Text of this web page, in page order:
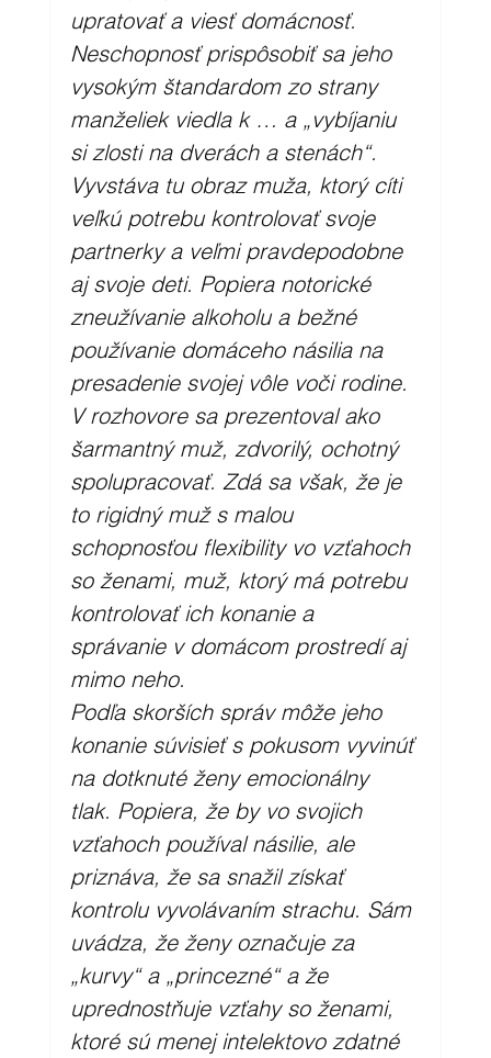
upratovať a viesť domácnosť.
Neschopnosť prispôsobiť sa jeho
vysokým štandardom zo strany
manželiek viedla k … a „vybíjaniu
si zlosti na dverách a stenách“.
Vyvstáva tu obraz muža, ktorý cíti
veľkú potrebu kontrolovať svoje
partnerky a veľmi pravdepodobne
aj svoje deti. Popiera notorické
zneužívanie alkoholu a bežné
používanie domáceho násilia na
presadenie svojej vôle voči rodine.
V rozhovore sa prezentoval ako
šarmantný muž, zdvorilý, ochotný
spolupracovať. Zdá sa však, že je
to rigidný muž s malou
schopnosťou flexibility vo vzťahoch
so ženami, muž, ktorý má potrebu
kontrolovať ich konanie a
správanie v domácom prostredí aj
mimo neho.
Podľa skorších správ môže jeho
konanie súvisieť s pokusom vyvinúť
na dotknuté ženy emocionálny
tlak. Popiera, že by vo svojich
vzťahoch používal násilie, ale
priznáva, že sa snažil získať
kontrolu vyvolávaním strachu. Sám
uvádza, že ženy označuje za
„kurvy“ a „princezné“ a že
uprednostňuje vzťahy so ženami,
ktoré sú menej intelektovo zdatné